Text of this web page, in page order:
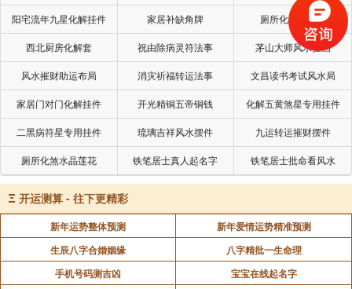
《易经》第七卦 师 地水师 坤上坎下
《易经》第八卦 比 水地比 坎上下坤
《易经》第九卦 小畜 风天小畜 巽上乾下
《易经》第十卦 履 天泽履 乾上兑下
《易经》第十一卦 泰 天地泰 坤上乾下
《易经》第十二卦 否 地天否 乾上坤下
阳宅流年九星化解挂件 家居补缺角牌 厕所化秽气煞套
西北厨房化解套 祝由除病灵符法事 茅山大师风水挂画
风水摧财助运布局 消灾祈福转运法事 文昌读书考试风水局
家居门对门化解挂件 开光精铜五帝铜钱 化解五黄煞星专用挂件
二黑病符星专用挂件 琉璃吉祥风水摆件 九运转运摧财摆件
厕所化煞水晶莲花 铁笔居士真人起名字 铁笔居士批命看风水
Ξ 开运测算 - 往下更精彩
新年运势整体预测
新年爱情运势精准预测
生辰八字合婚姻缘
八字精批一生命理
手机号码测吉凶
宝宝在线起名字